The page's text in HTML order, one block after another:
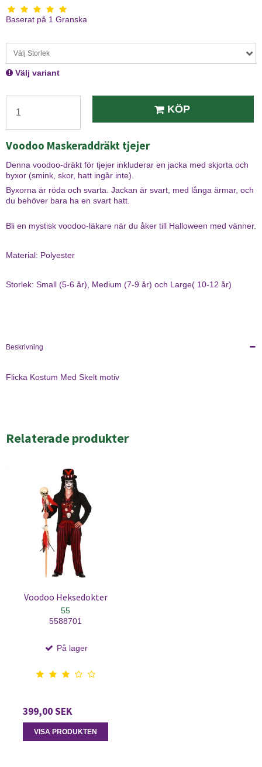
Baserat på 1 Granska
Välj Storlek
Välj variant
KÖP
Voodoo Maskeraddräkt tjejer
Denna voodoo-dräkt för tjejer inkluderar en jacka med skjorta och
byxor (smink, skor, hatt ingår inte).
Byxorna är röda och svarta. Jackan är svart, med långa ärmar, och
du behöver bara ha en svart hatt.
Bli en mystisk voodoo-läkare när du åker till Halloween med vänner.
Material: Polyester
Storlek: Small (5-6 år), Medium (7-9 år) och Large( 10-12 år)
Beskrivning
Flicka Kostum Med Skelt motiv
Relaterade produkter
Voodoo Heksedokter
55
5588701
På lager
399,00 SEK
VISA PRODUKTEN